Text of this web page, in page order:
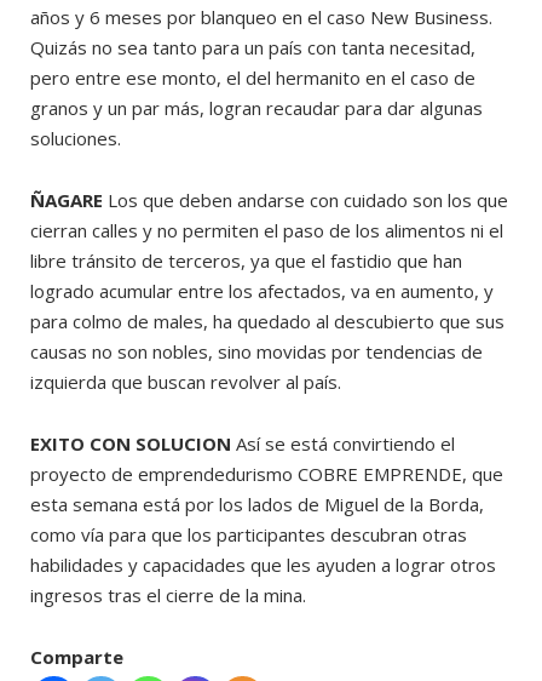
años y 6 meses por blanqueo en el caso New Business.
Quizás no sea tanto para un país con tanta necesitad,
pero entre ese monto, el del hermanito en el caso de
granos y un par más, logran recaudar para dar algunas
soluciones.
ÑAGARE Los que deben andarse con cuidado son los que
cierran calles y no permiten el paso de los alimentos ni el
libre tránsito de terceros, ya que el fastidio que han
logrado acumular entre los afectados, va en aumento, y
para colmo de males, ha quedado al descubierto que sus
causas no son nobles, sino movidas por tendencias de
izquierda que buscan revolver al país.
EXITO CON SOLUCION Así se está convirtiendo el
proyecto de emprendedurismo COBRE EMPRENDE, que
esta semana está por los lados de Miguel de la Borda,
como vía para que los participantes descubran otras
habilidades y capacidades que les ayuden a lograr otros
ingresos tras el cierre de la mina.
Comparte